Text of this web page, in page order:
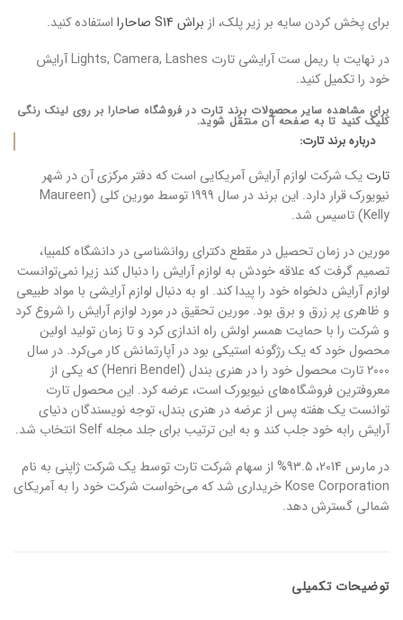
برای پخش کردن سایه بر زیر پلک، از براش S14 صاحارا
استفاده کنید.
در نهایت با ریمل ست آرایشی تارت Lights, Camera, Lashes آرایش
خود را تکمیل کنید.
برای مشاهده سایر محصولات برند تارت در فروشگاه صاحارا بر روی لینک رنگی
کلیک کنید تا به صفحه آن منتقل شوید.
درباره برند تارت:
تارت یک شرکت لوازم آرایش آمریکایی است که دفتر مرکزی آن در شهر
نیویورک قرار دارد. این برند در سال 1999 توسط مورین کلی (Maureen
Kelly) تاسیس شد.
مورین در زمان تحصیل در مقطع دکترای روانشناسی در دانشگاه کلمبیا،
تصمیم گرفت که علاقه خودش به لوازم آرایش را دنبال کند زیرا نمی‌توانست
لوازم آرایش دلخواه خود را پیدا کند. او به دنبال لوازم آرایشی با مواد طبیعی
و ظاهری پر زرق و برق بود. مورین تحقیق در مورد لوازم آرایش را شروع کرد
و شرکت را با حمایت همسر اولش راه اندازی کرد و تا زمان تولید اولین
محصول خود که یک رژگونه استیکی بود در آپارتمانش کار می‌کرد. در سال
2000 تارت محصول خود را در هنری بندل (Henri Bendel) که یکی از
معروفترین فروشگاه‌های نیویورک است، عرضه کرد. این محصول تارت
توانست یک هفته پس از عرضه در هنری بندل، توجه نویسندگان دنیای
آرایش رابه خود جلب کند و به این ترتیب برای جلد مجله Self انتخاب شد.
در مارس 2014، 93.5% از سهام شرکت تارت توسط یک شرکت ژاپنی به نام
Kose Corporation خریداری شد که می‌خواست شرکت خود را به آمریکای
شمالی گسترش دهد.
توضیحات تکمیلی